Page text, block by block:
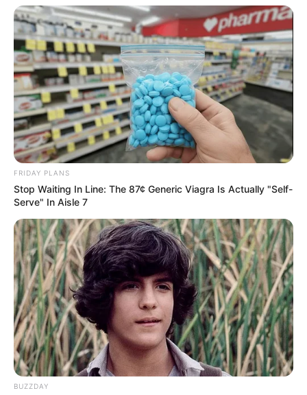
FRIDAY PLANS
Stop Waiting In Line: The 87¢ Generic Viagra Is Actually "Self-
Serve" In Aisle 7
BUZZDAY